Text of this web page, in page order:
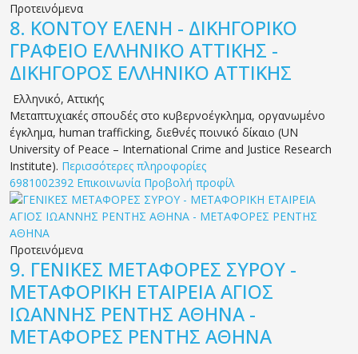
Προτεινόμενα
8. ΚΟΝΤΟΥ ΕΛΕΝΗ - ΔΙΚΗΓΟΡΙΚΟ
ΓΡΑΦΕΙΟ ΕΛΛΗΝΙΚΟ ΑΤΤΙΚΗΣ -
ΔΙΚΗΓΟΡΟΣ ΕΛΛΗΝΙΚΟ ΑΤΤΙΚΗΣ
Ελληνικό, Αττικής
Μεταπτυχιακές σπουδές στο κυβερνοέγκλημα, οργανωμένο
έγκλημα, human trafficking, διεθνές ποινικό δίκαιο (UN
University of Peace – International Crime and Justice Research
Institute). Περισσότερες πληροφορίες
6981002392 Επικοινωνία Προβολή προφίλ
Προτεινόμενα
9. ΓΕΝΙΚΕΣ ΜΕΤΑΦΟΡΕΣ ΣΥΡΟΥ -
ΜΕΤΑΦΟΡΙΚΗ ΕΤΑΙΡΕΙΑ ΑΓΙΟΣ
ΙΩΑΝΝΗΣ ΡΕΝΤΗΣ ΑΘΗΝΑ -
ΜΕΤΑΦΟΡΕΣ ΡΕΝΤΗΣ ΑΘΗΝΑ